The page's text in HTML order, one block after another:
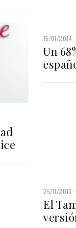
15/01/2014
Un
25/11/2013
El